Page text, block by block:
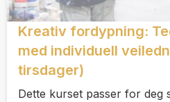
Kreativ fordypning:
med individuell
tirsdager)
Dette kurset passer for deg